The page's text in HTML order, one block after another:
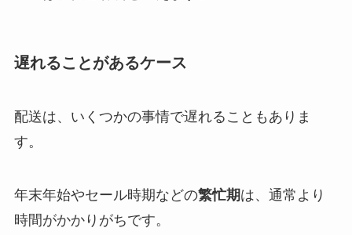
遅れることがあるケース
配送は、いくつかの事情で遅れることもありま
す。
年末年始やセール時期などの繁忙期は、通常より
時間がかかりがちです。